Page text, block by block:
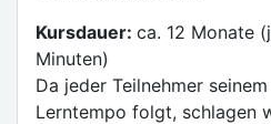
Kursdauer: ca. 12 Monate
Minuten)
Da jeder Teilnehmer
Lerntempo folgt, schlagen